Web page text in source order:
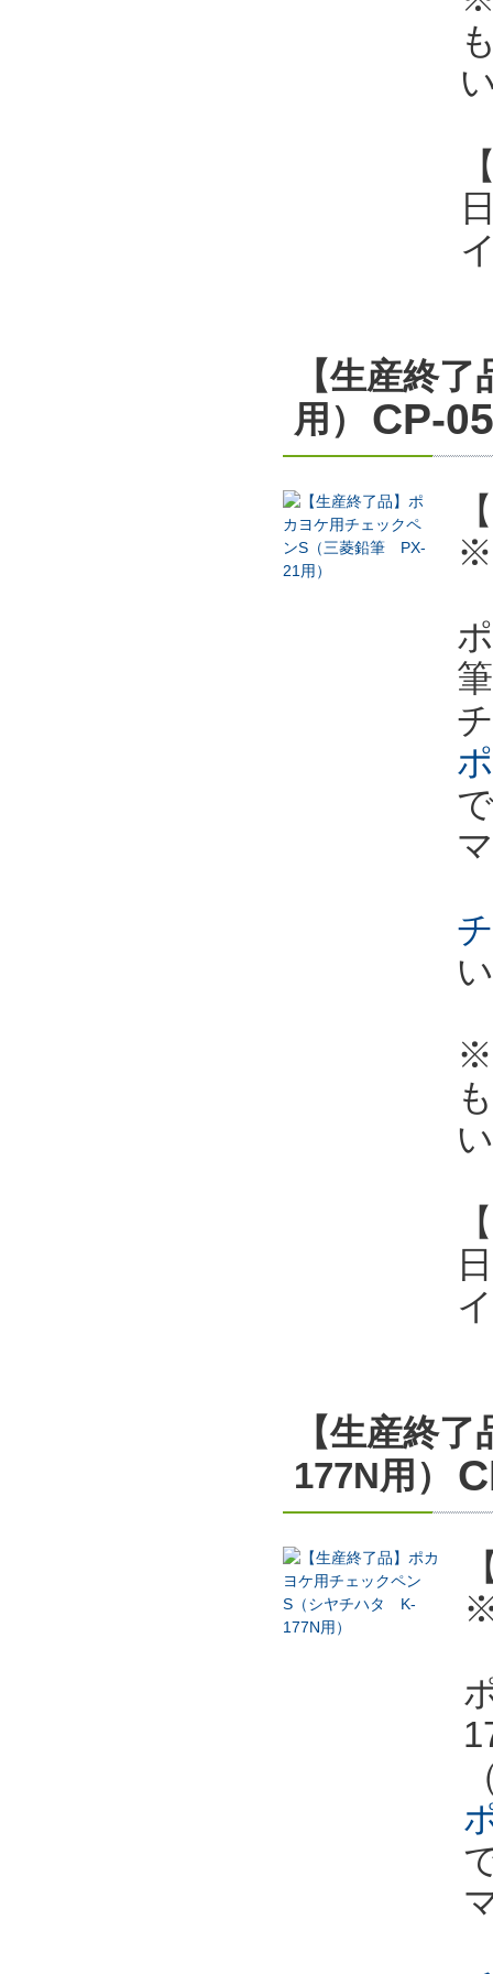
【生産終
用）
CP-
※
※
【生産終
177N用）